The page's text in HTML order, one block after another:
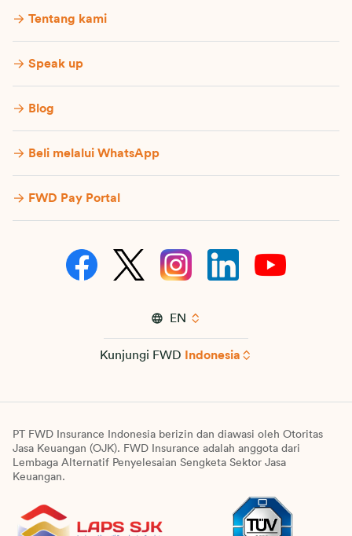
Tentang kami
Speak up
Blog
Beli melalui WhatsApp
FWD Pay Portal
EN
Kunjungi FWD Indonesia
PT FWD Insurance Indonesia berizin dan diawasi oleh Otoritas
Jasa Keuangan (OJK). FWD Insurance adalah anggota dari
Lembaga Alternatif Penyelesaian Sengketa Sektor Jasa
Keuangan.